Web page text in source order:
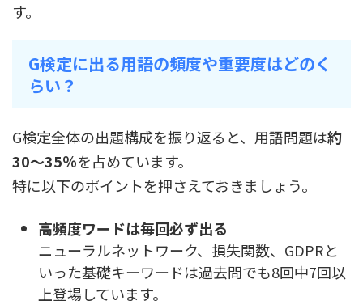
す。
G検定に出る用語の頻度や重要度はどのく
らい？
G検定全体の出題構成を振り返ると、用語問題は約
30〜35％を占めています。
特に以下のポイントを押さえておきましょう。
高頻度ワードは毎回必ず出る
ニューラルネットワーク、損失関数、GDPRと
いった基礎キーワードは過去問でも8回中7回以
上登場しています。